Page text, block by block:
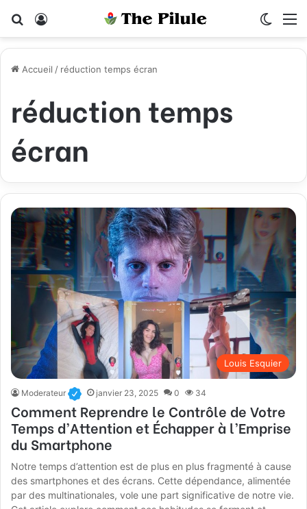
Rechercher
Accueil / réduction temps écran
réduction temps
écran
Louis Esquier
Moderateur janvier 23, 2025 0 34
Comment Reprendre le Contrôle de Votre
Temps d’Attention et Échapper à l’Emprise
du Smartphone
Notre temps d’attention est de plus en plus fragmenté à cause
des smartphones et des écrans. Cette dépendance, alimentée
par des multinationales, vole une part significative de notre vie.